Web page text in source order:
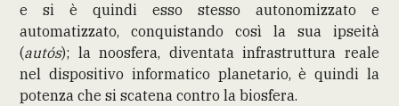
e si è quindi esso stesso autonomizzato e
automatizzato, conquistando così la sua ipseità
(autós); la noosfera, diventata infrastruttura reale
nel dispositivo informatico planetario, è quindi la
potenza che si scatena contro la biosfera.